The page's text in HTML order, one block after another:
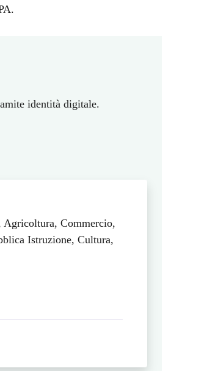
identità digitale.
Commercio,
Istruzione, Cultura,